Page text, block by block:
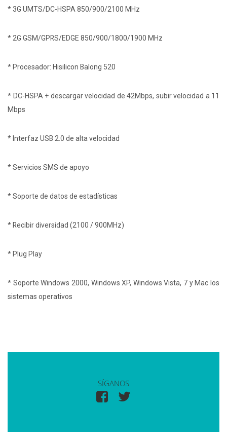
* 3G UMTS/DC-HSPA 850/900/2100 MHz
* 2G GSM/GPRS/EDGE 850/900/1800/1900 MHz
* Procesador: Hisilicon Balong 520
* DC-HSPA + descargar velocidad de 42Mbps, subir velocidad a 11
Mbps
* Interfaz USB 2.0 de alta velocidad
* Servicios SMS de apoyo
* Soporte de datos de estadísticas
* Recibir diversidad (2100 / 900MHz)
* Plug Play
* Soporte Windows 2000, Windows XP, Windows Vista, 7 y Mac los
sistemas operativos
SÍGANOS